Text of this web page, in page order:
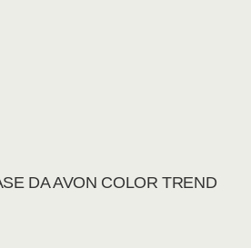
DA AVON COLOR TREND